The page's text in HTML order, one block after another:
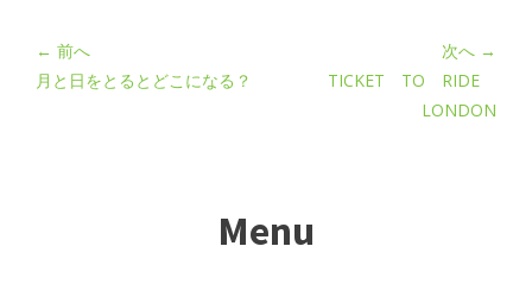
← 前へ
月と日をとるとどこになる？
次へ →
TICKET TO RIDE
LONDON
Menu